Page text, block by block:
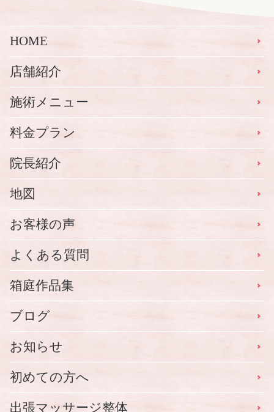
HOME
店舗紹介
施術メニュー
料金プラン
院長紹介
地図
お客様の声
よくある質問
箱庭作品集
ブログ
お知らせ
初めての方へ
出張マッサージ整体